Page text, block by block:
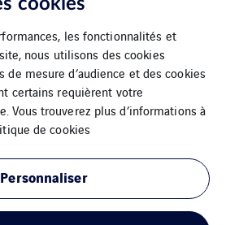
cookies
les fonctionnalités et
nous utilisons des cookies
de mesure d’audience et des cookies
certains requièrent votre
Vous trouverez plus d’informations à
de cookies
Personnaliser